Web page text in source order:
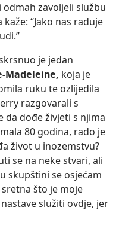
odmah zavoljeli službu
“Jako nas raduje
je jedan
Madeleine, koja je
ruku te ozlijedila
razgovarali s
da dođe živjeti s njima
80 godina, rado je
život u inozemstvu?
se na neke stvari, ali
skupštini se osjećam
što je moje
služiti ovdje, jer